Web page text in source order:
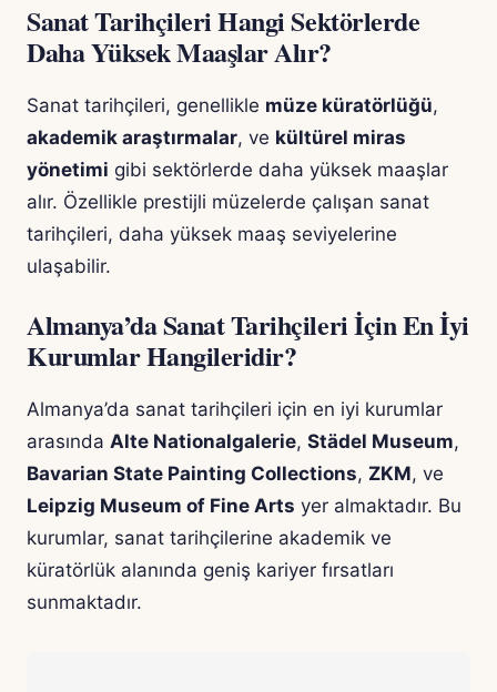
Sanat Tarihçileri Hangi Sektörlerde
Daha Yüksek Maaşlar Alır?
Sanat tarihçileri, genellikle müze küratörlüğü,
akademik araştırmalar, ve kültürel miras
yönetimi gibi sektörlerde daha yüksek maaşlar
alır. Özellikle prestijli müzelerde çalışan sanat
tarihçileri, daha yüksek maaş seviyelerine
ulaşabilir.
Almanya’da Sanat Tarihçileri İçin En İyi
Kurumlar Hangileridir?
Almanya’da sanat tarihçileri için en iyi kurumlar
arasında Alte Nationalgalerie, Städel Museum,
Bavarian State Painting Collections, ZKM, ve
Leipzig Museum of Fine Arts yer almaktadır. Bu
kurumlar, sanat tarihçilerine akademik ve
küratörlük alanında geniş kariyer fırsatları
sunmaktadır.